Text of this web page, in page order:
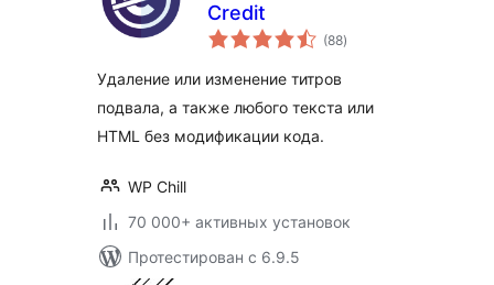
Credit
(88общий
рейтинг
)
Удаление или изменение титров
подвала, а также любого текста или
HTML без модификации кода.
WP Chill
70 000+ активных установок
Протестирован с 6.9.5